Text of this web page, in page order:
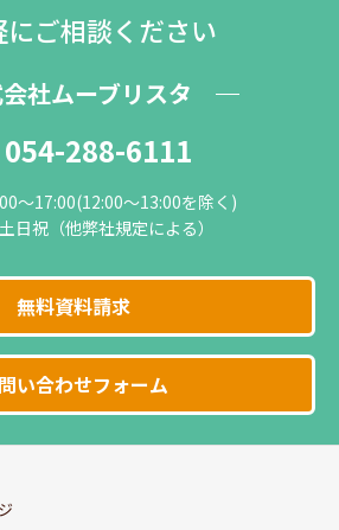
にご相談ください
社ムーブリスタ
054-288-6111
～17:00(12:00～13:00を除く)
日祝（他弊社規定による）
無料資料請求
い合わせフォーム